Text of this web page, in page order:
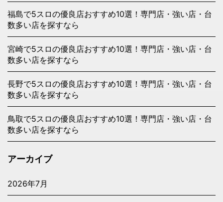
福島で5スロの優良店おすすめ10選！専門店・強い店・台
数多い店を探すなら
宮崎で5スロの優良店おすすめ10選！専門店・強い店・台
数多い店を探すなら
長野で5スロの優良店おすすめ10選！専門店・強い店・台
数多い店を探すなら
鳥取で5スロの優良店おすすめ10選！専門店・強い店・台
数多い店を探すなら
アーカイブ
2026年7月